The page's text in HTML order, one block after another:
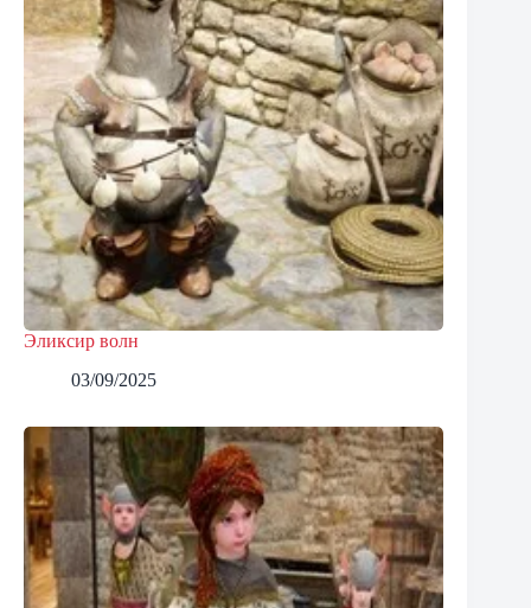
Эликсир волн
03/09/2025